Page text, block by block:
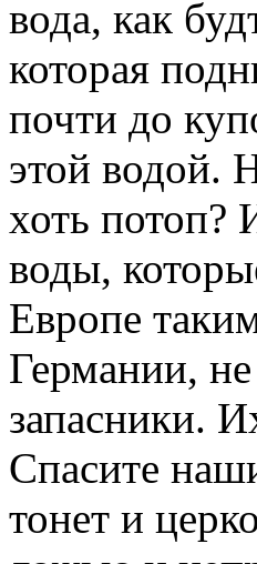
вода, как
которая
почти до
этой водой.
хоть потоп?
воды,
Европе
Германии,
запасники.
Спасите
тонет и